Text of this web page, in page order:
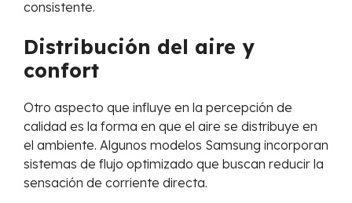
consistente.
Distribución del aire y
confort
Otro aspecto que influye en la percepción de
calidad es la forma en que el aire se distribuye en
el ambiente. Algunos modelos Samsung incorporan
sistemas de flujo optimizado que buscan reducir la
sensación de corriente directa.